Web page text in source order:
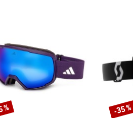
% Remise
-35 %